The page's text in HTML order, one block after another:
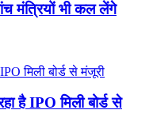
मंत्रियों भी कल लेंगे
है IPO मिली बोर्ड से